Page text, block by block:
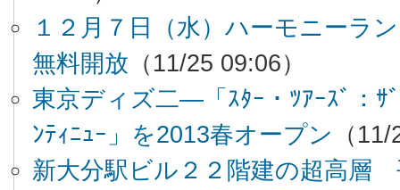
１２月７日（水）ハーモニーラ
無料開放 （11/25 09:06）
東京ディズ二―「ｽﾀｰ・ﾂｱｰｽﾞ：ｻ
ﾝﾃｨﾆｭｰ」を2013春オープン （
新大分駅ビル２２階建の超高層